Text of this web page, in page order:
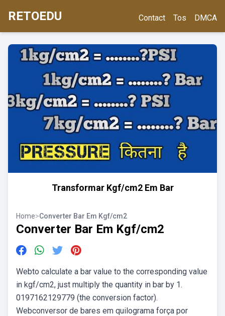
RETOEDU Contact Tos DMCA
Transformar Kgf/cm2 Em Bar
Home>Converter Bar Em Kgf/cm2
Converter Bar Em Kgf/cm2
Webto calculate a bar value to the corresponding value
in kgf/cm2, just multiply the quantity in bar by 1.
0197162129779 (the conversion factor).
Webconversor de bares em quilograma força por